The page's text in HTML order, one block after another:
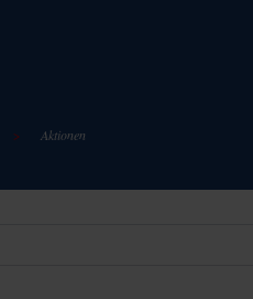
> Aktionen